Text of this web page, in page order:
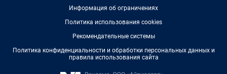
Информация об ограничениях
Политика использования cookies
Рекомендательные системы
Политика конфиденциальности и обработки персональных данных и
правила использования сайта